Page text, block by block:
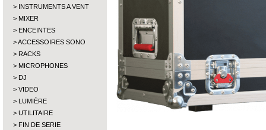
INSTRUMENTS A VENT
MIXER
ENCEINTES
ACCESSOIRES SONO
RACKS
MICROPHONES
DJ
VIDEO
LUMIÈRE
UTILITAIRE
FIN DE SERIE